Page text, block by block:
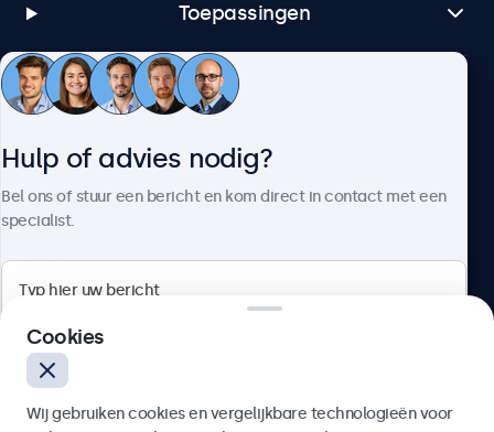
Toepassingen
Klantenservice
4.8/5 door 5000+ bedrijven
Hulp of advies nodig?
Bel ons of stuur een bericht en kom direct in contact met een
specialist.
Cookies
Wij gebruiken cookies en vergelijkbare technologieën voor